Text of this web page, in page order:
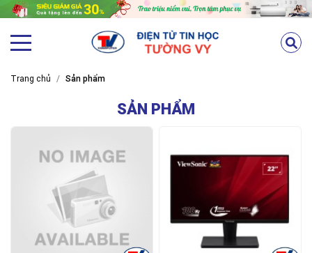
Trang chủ Sản phẩm
SẢN PHẨM